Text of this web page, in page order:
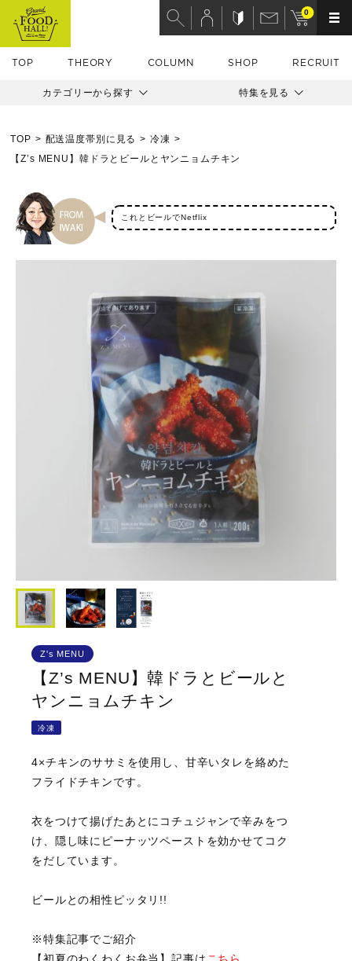
TOP THEORY COLUMN SHOP RECRUIT
0
カテゴリーから探す 特集を見る
TOP 配送温度帯別に見る
冷凍
【Z’s MENU】韓ドラとビールとヤンニョムチキン
これとビールでNetflix
Z's MENU
【Z’s MENU】韓ドラとビールと
ヤンニョムチキン
冷凍
4×チキンのササミを使用し、甘辛いタレを絡めた
フライドチキンです。
衣をつけて揚げたあとにコチュジャンで辛みをつ
け、隠し味にピーナッツペーストを効かせてコク
をだしています。
ビールとの相性ピッタリ!!
※特集記事でご紹介